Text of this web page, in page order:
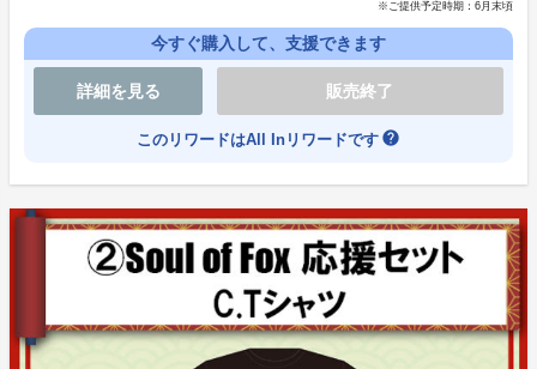
②Soul of Fox応援セット
※ご提供予定時期： 6月末頃
今すぐ購入して、支援できます
詳細を見る 販売終了
このリワードはAll Inリワードです help